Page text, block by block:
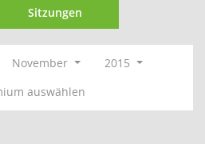
Sitzungen
November
2015
auswählen